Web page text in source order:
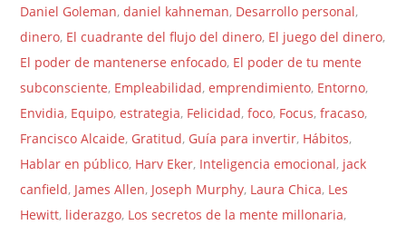
Daniel Goleman,daniel kahneman, Desarrollo personal,
dinero, El cuadrante del flujo del dinero, El juego del dinero,
El poder de mantenerse enfocado, El poder de tu mente
subconsciente, Empleabilidad,emprendimiento, Entorno,
Envidia, Equipo,estrategia, Felicidad,foco, Focus,fracaso,
Francisco Alcaide, Gratitud, Guía para invertir, Hábitos,
Hablar en público, Harv Eker, Inteligencia emocional, jack
canfield, James Allen, Joseph Murphy, Laura Chica, Les
Hewitt, liderazgo, Los secretos de la mente millonaria,